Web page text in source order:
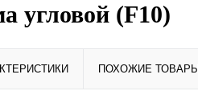
угловой (F10)
ПОХОЖИЕ ТОВАРЫ